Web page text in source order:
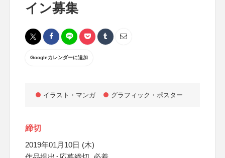
イン募集
Googleカレンダーに追加
イラスト・マンガ グラフィック・ポスター
締切
2019年01月10日 (木)